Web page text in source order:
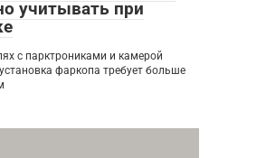
учитывать при
с парктрониками и камерой
фаркопа требует больше